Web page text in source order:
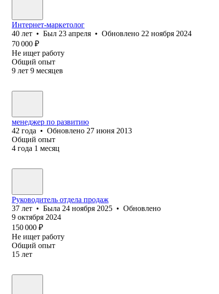
Интернет-маркетолог
40 лет • Был 23 апреля • Обновлено 22 ноября 2024
70 000 ₽
Не ищет работу
Общий опыт
9 лет 9 месяцев
менеджер по развитию
42 года • Обновлено 27 июня 2013
Общий опыт
4 года 1 месяц
Руководитель отдела продаж
37 лет • Была 24 ноября 2025 • Обновлено
9 октября 2024
150 000 ₽
Не ищет работу
Общий опыт
15 лет